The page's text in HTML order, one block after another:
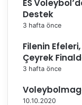
ES
Destek
3 hafta önce
Filenin
Çeyrek
3 hafta önce
10.10.2020